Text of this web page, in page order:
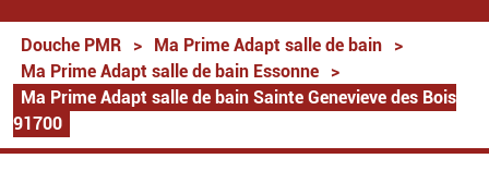
Douche PMR > Ma Prime Adapt salle de bain
>
Ma Prime Adapt salle de bain Essonne
>
Ma Prime Adapt salle de bain Sainte Genevieve des Bois
91700